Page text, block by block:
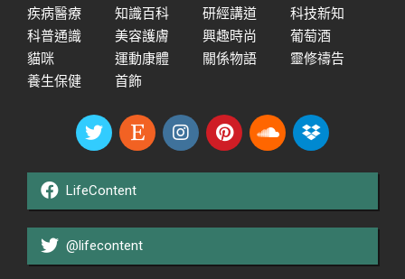
疾病醫療
知識百科 研經講道
科技新知
科普通識
美容護膚 興趣時尚
葡萄酒
貓咪
運動康體 關係物語
靈修禱告
養生保健
首飾
LifeContent
@lifecontent